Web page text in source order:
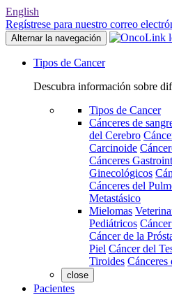
English
Regístrese para nuestro correo
Alternar la navegación
Tipos de Cancer
Descubra información sobre
Tipos de Cancer
Cánceres de
del Cerebro
Carcinoide
Cánceres
Ginecológicos
Cánceres del
Metastásico
Mielomas
Pediátricos
Cáncer de la
Piel Cáncer del
Tiroides
close
Pacientes